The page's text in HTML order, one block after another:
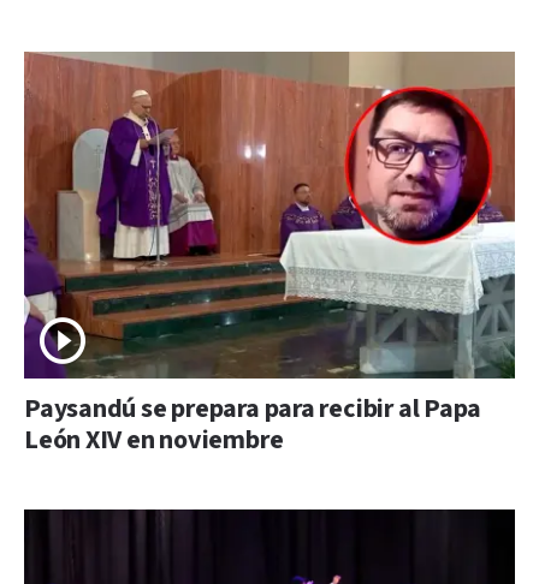
Paysandú se prepara para recibir al Papa
León XIV en noviembre